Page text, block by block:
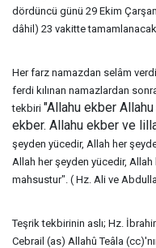
dördüncü günü 29 Ekim
dâhil) 23 vakitte tamamlanacak.
Her farz namazdan selâm
ferdi kılınan namazlardan
tekbiri "Allahu ekber
ekber. Allahu ekber ve
şeyden yücedir, Allah her
Allah her şeyden yücedir,
mahsustur". ( Hz. Ali ve
Teşrik tekbirinin aslı; Hz.
Cebrail (as) Allahû Teâla